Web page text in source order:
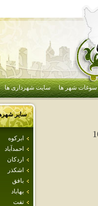
سوغات شهر ها سایت شهرداری ها
سایر
ابركوه
احمدآباد
اردكان
اشكذر
بافق
بهاباد
تفت